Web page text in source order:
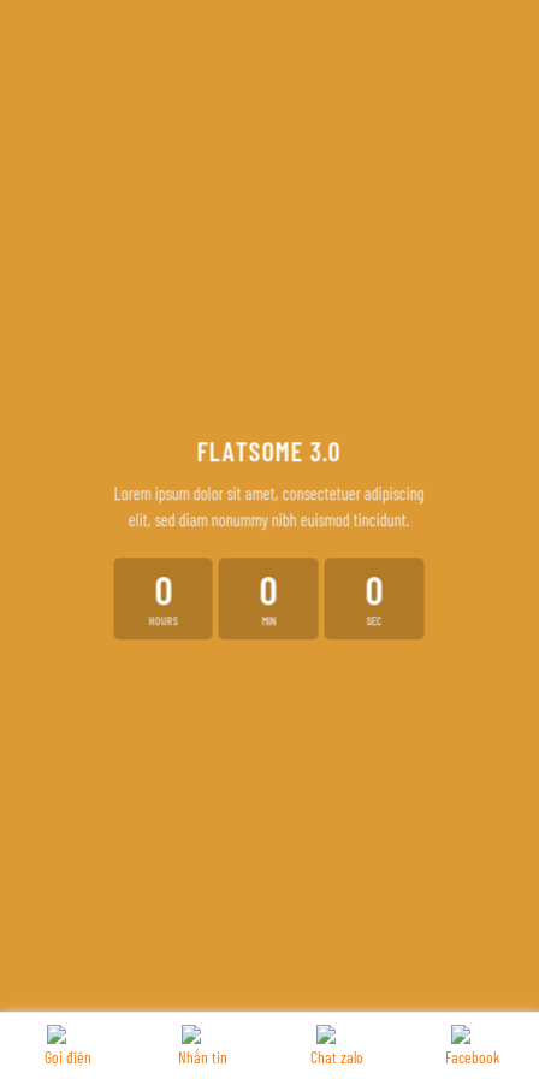
FLATSOME 3.0
Lorem ipsum dolor sit amet, consectetuer adipiscing
elit, sed diam nonummy nibh euismod tincidunt.
0
HOURS
0
MIN
0
SEC
Gọi điện Nhắn tin Chat zalo Facebook